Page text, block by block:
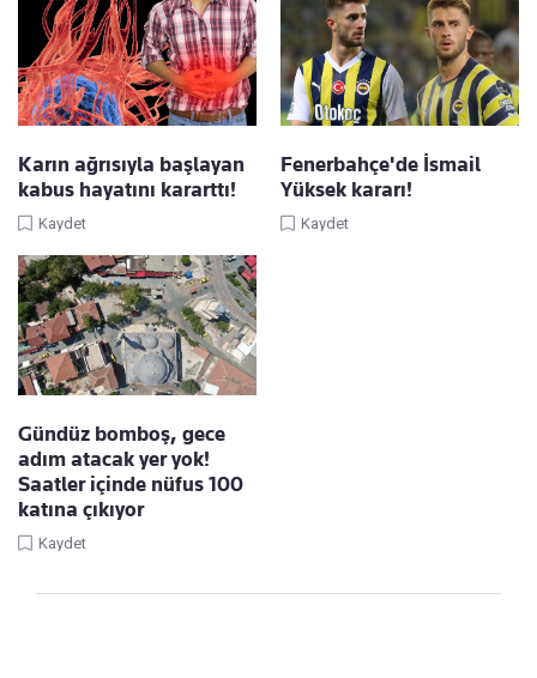
Karın ağrısıyla başlayan
kabus hayatını kararttı!
Kaydet
Fenerbahçe'de İsmail
Yüksek kararı!
Kaydet
Gündüz bomboş, gece
adım atacak yer yok!
Saatler içinde nüfus 100
katına çıkıyor
Kaydet